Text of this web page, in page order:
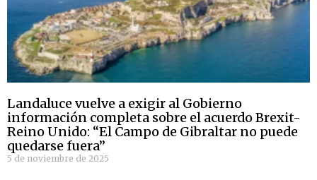
Landaluce vuelve a exigir al Gobierno
información completa sobre el acuerdo Brexit-
Reino Unido: “El Campo de Gibraltar no puede
quedarse fuera”
5 de noviembre de 2025